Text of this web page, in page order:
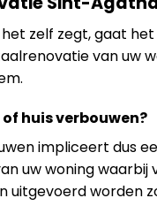
het zelf zegt, gaat
van uw
huis verbouwen?
impliceert dus
uw woning waarbij
uitgevoerd worden